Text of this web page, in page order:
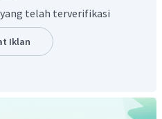
(4) yang benar.
adalah D.
yang telah terverifikasi
Iklan